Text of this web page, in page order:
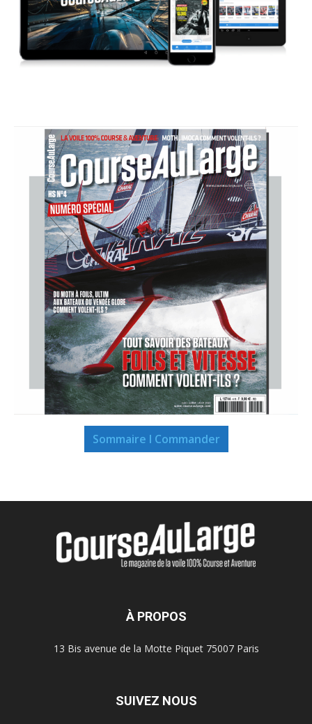
Sommaire I Commander
À PROPOS
13 Bis avenue de la Motte Piquet 75007 Paris
SUIVEZ NOUS